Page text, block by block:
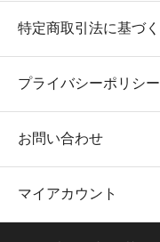
特定商取引法に基づ
プライバシーポリシー
お問い合わせ
マイアカウント